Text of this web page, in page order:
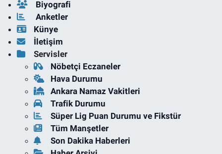
Biyografi
Anketler
Künye
İletişim
Servisler
Nöbetçi Eczaneler
Hava Durumu
Ankara Namaz Vakitleri
Trafik Durumu
Süper Lig Puan Durumu ve Fikstür
Tüm Manşetler
Son Dakika Haberleri